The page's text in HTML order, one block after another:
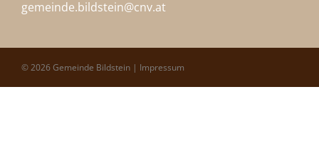
gemeinde.bildstein@cnv.at
© 2026 Gemeinde Bildstein | Impressum